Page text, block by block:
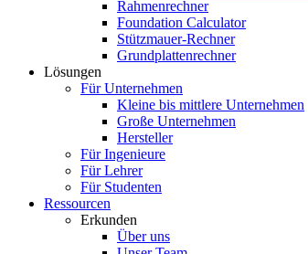
Rahmenrechner
Foundation Calculator
Stützmauer-Rechner
Grundplattenrechner
Lösungen
Für Unternehmen
Kleine bis mittlere Unternehmen
Große Unternehmen
Hersteller
Für Ingenieure
Für Lehrer
Für Studenten
Ressourcen
Erkunden
Über uns